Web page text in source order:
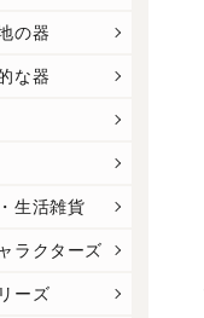
の器
な器
生活雑貨
ラクターズ
ーズ